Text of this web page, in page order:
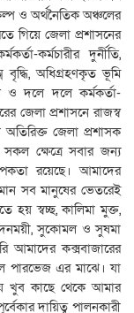
ও অর্থনৈতিক অঞ্চলের
গিয়ে জেলা প্রশাসনের
কর্মচারীর দুর্নীতি,
বৃদ্ধি, অধিগ্রহণকৃত ভূমি
ও দলে দলে কর্মকর্তা-
জেলা প্রশাসনে রাজস্ব
জেলা প্রশাসক
ক্ষেত্রে সবার জন্য
রয়েছে। আমাদের
সব মানুষের ভেতরেই
স্বচ্ছ, কালিমা মুক্ত,
সুকোমল ও সুষমা
আমাদের কক্সবাজারের
পারভেজ এর মাঝে। যা
খুব কাছে থেকে আমার
দায়িত্ব পালনকারী